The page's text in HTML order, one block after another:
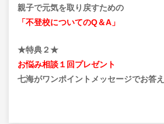
親子で元気を取り戻すための
「不登校についてのQ＆A」
★特典２★
お悩み相談１回プレゼント
七海がワンポイントメッセージでお答